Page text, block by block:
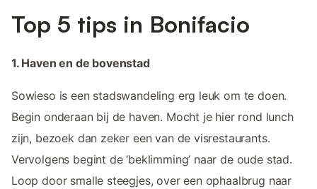
Top 5 tips in Bonifacio
1. Haven en de bovenstad
Sowieso is een stadswandeling erg leuk om te doen.
Begin onderaan bij de haven. Mocht je hier rond lunch
zijn, bezoek dan zeker een van de visrestaurants.
Vervolgens begint de ‘beklimming’ naar de oude stad.
Loop door smalle steegjes, over een ophaalbrug naar